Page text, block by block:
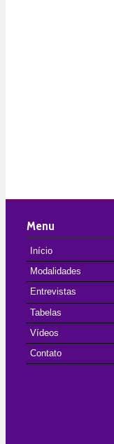
Menu
Início
Modalidades
Entrevistas
Tabelas
Vídeos
Contato